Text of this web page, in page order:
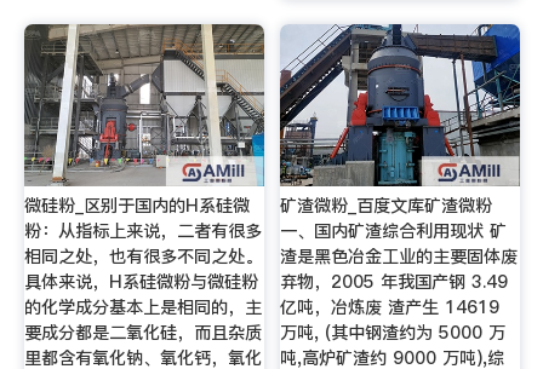
微硅粉_区别于国内的H系硅微
粉：从指标上来说，二者有很多
相同之处，也有很多不同之处。
具体来说，H系硅微粉与微硅粉
的化学成分基本上是相同的，主
要成分都是二氧化硅，而且杂质
里都含有氧化钠、氧化钙，氧化
矿渣微粉_百度文库矿渣微粉
一、国内矿渣综合利用现状 矿
渣是黑色冶金工业的主要固体废
弃物，2005 年我国产钢 3.49
亿吨，冶炼废 渣产生 14619
万吨, (其中钢渣约为 5000 万
吨,高炉矿渣约 9000 万吨),综